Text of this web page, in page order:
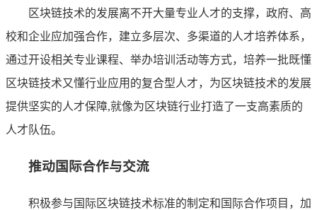
区块链技术的发展离不开大量专业人才的支撑，政府、高
校和企业应加强合作，建立多层次、多渠道的人才培养体系，
通过开设相关专业课程、举办培训活动等方式，培养一批既懂
区块链技术又懂行业应用的复合型人才，为区块链技术的发展
提供坚实的人才保障,就像为区块链行业打造了一支高素质的
人才队伍。
推动国际合作与交流
积极参与国际区块链技术标准的制定和国际合作项目，加